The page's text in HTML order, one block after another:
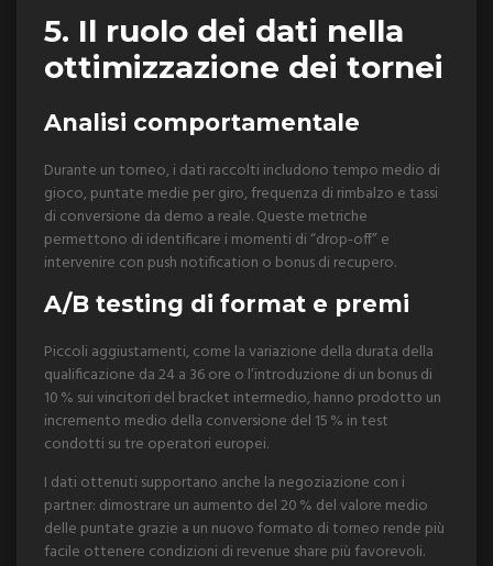
5. Il ruolo dei dati nella
ottimizzazione dei tornei
Analisi comportamentale
Durante un torneo, i dati raccolti includono tempo medio di
gioco, puntate medie per giro, frequenza di rimbalzo e tassi
di conversione da demo a reale. Queste metriche
permettono di identificare i momenti di “drop‑off” e
intervenire con push notification o bonus di recupero.
A/B testing di format e premi
Piccoli aggiustamenti, come la variazione della durata della
qualificazione da 24 a 36 ore o l’introduzione di un bonus di
10 % sui vincitori del bracket intermedio, hanno prodotto un
incremento medio della conversione del 15 % in test
condotti su tre operatori europei.
I dati ottenuti supportano anche la negoziazione con i
partner: dimostrare un aumento del 20 % del valore medio
delle puntate grazie a un nuovo formato di torneo rende più
facile ottenere condizioni di revenue share più favorevoli.